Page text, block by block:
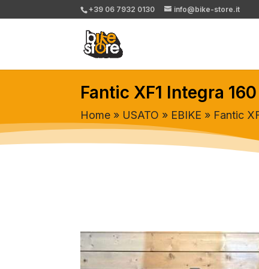
+39 06 7932 0130 info@bike-store.it
Fantic XF1 Integra
Home » USATO » EBIKE » Fantic